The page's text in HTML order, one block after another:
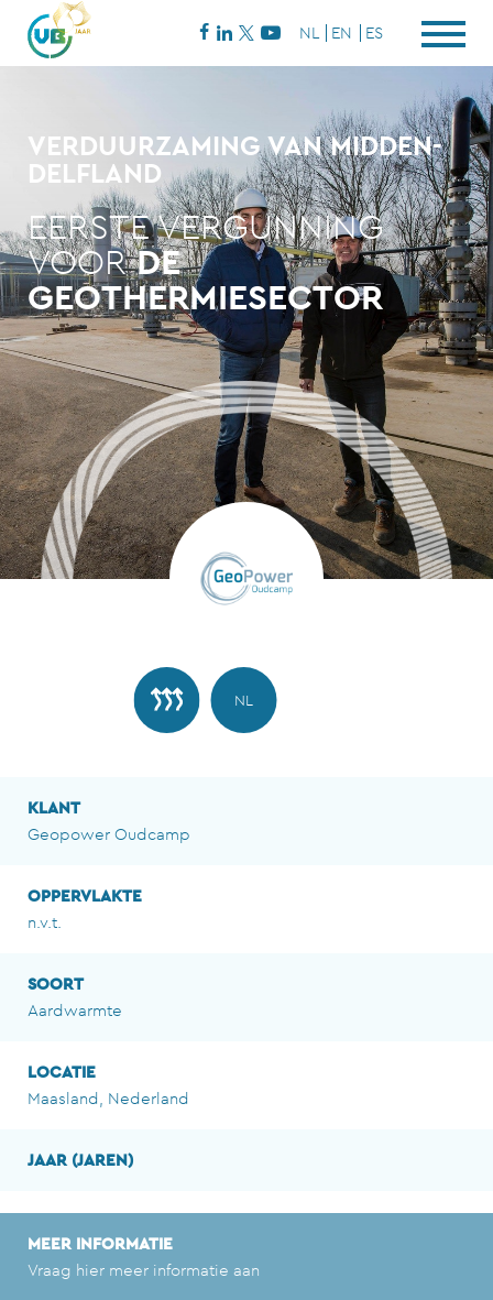
NL EN ES
VERDUURZAMING VAN MIDDEN-
DELFLAND
EERSTE VERGUNNING
VOOR DE
GEOTHERMIESECTOR
NL
KLANT
Geopower Oudcamp
OPPERVLAKTE
n.v.t.
SOORT
Aardwarmte
LOCATIE
Maasland, Nederland
JAAR (JAREN)
MEER INFORMATIE
Vraag hier meer informatie aan